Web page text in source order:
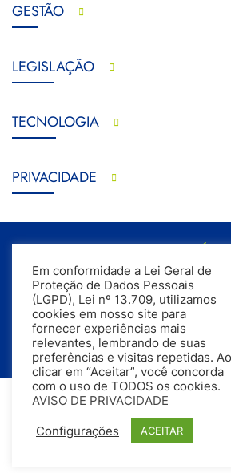
GESTÃO
LEGISLAÇÃO
TECNOLOGIA
PRIVACIDADE
Todos os direitos reservados |
Em conformidade a Lei Geral de
Proteção de Dados Pessoais
(LGPD), Lei nº 13.709, utilizamos
cookies em nosso site para
fornecer experiências mais
relevantes, lembrando de suas
preferências e visitas repetidas. Ao
clicar em “Aceitar”, você concorda
com o uso de TODOS os cookies.
AVISO DE PRIVACIDADE
Configurações ACEITAR